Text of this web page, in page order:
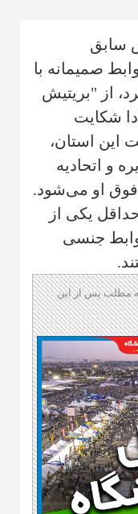
سابق
صمیمانه با
از "بریتیش
شکایت
این استان،
و اتحادیه
او می‌شود.
یکی از
جنسی
مطلب پس از این